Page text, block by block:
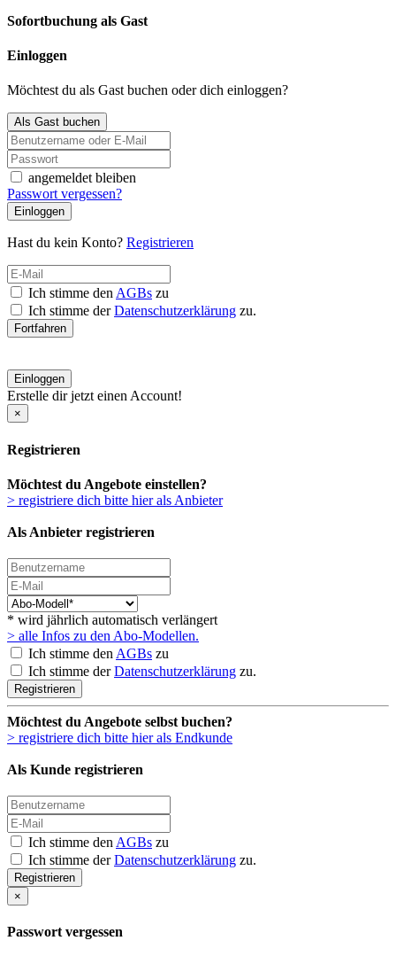
Sofortbuchung als Gast
Einloggen
Möchtest du als Gast buchen oder dich einloggen?
Als Gast buchen
angemeldet bleiben
Passwort vergessen?
Einloggen
Hast du kein Konto? Registrieren
Ich stimme den AGBs zu
Ich stimme derDatenschutzerklärung zu.
Fortfahren
Einloggen
Erstelle dir jetzt einen Account!
×
Registrieren
Möchtest du Angebote einstellen?
> registriere dich bitte hier als Anbieter
Als Anbieter registrieren
* wird jährlich automatisch verlängert
> alle Infos zu den Abo-Modellen.
Ich stimme den AGBs zu
Ich stimme derDatenschutzerklärung zu.
Registrieren
Möchtest du Angebote selbst buchen?
> registriere dich bitte hier als Endkunde
Als Kunde registrieren
Ich stimme den AGBs zu
Ich stimme derDatenschutzerklärung zu.
Registrieren
×
Passwort vergessen